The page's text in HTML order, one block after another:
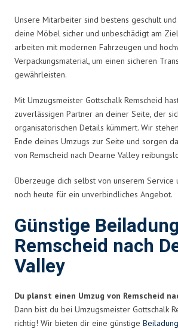
Unsere Mitarbeiter sind bestens geschult
deine Möbel sicher und unbeschädigt am
arbeiten mit modernen Fahrzeugen und
Verpackungsmaterial, um einen sicheren
gewährleisten.
Mit Umzugsmeister Gottschalk Remscheid
zuverlässigen Partner an deiner Seite, der
organisatorischen Details kümmert. Wir
Ende deines Umzugs zur Seite und sorgen
von Remscheid nach Dearne Valley
Überzeuge dich selbst von unserem Service
noch heute für ein unverbindliches Angebot.
Günstige
Remscheid nach
Valley
Du planst einen Umzug von Remscheid
Dann bist du bei Umzugsmeister Gottschalk
richtig! Wir bieten dir eine günstige Beiladung